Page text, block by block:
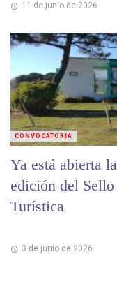
11 de junio de 2026
Ya está abierta
edición del
Turística
3 de junio de 2026
CONVOCATORIA